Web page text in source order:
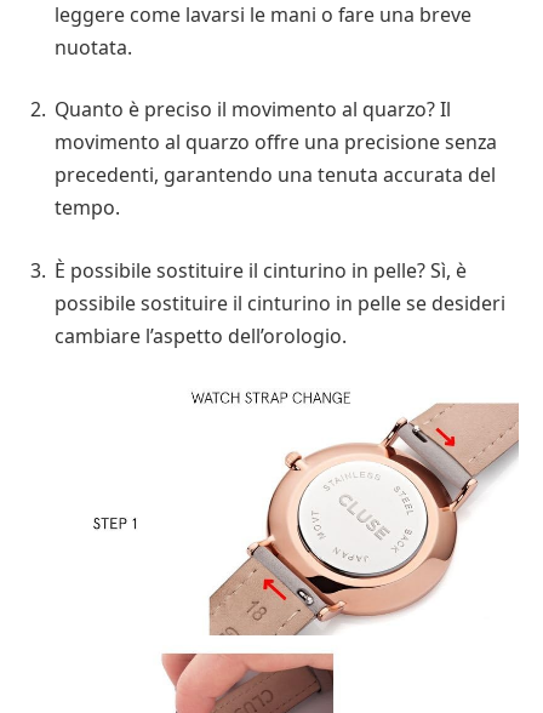
leggere come lavarsi le mani o fare una breve
nuotata.
Quanto è preciso il movimento al quarzo? Il
movimento al quarzo offre una precisione senza
precedenti, garantendo una tenuta accurata del
tempo.
È possibile sostituire il cinturino in pelle? Sì, è
possibile sostituire il cinturino in pelle se desideri
cambiare l’aspetto dell’orologio.